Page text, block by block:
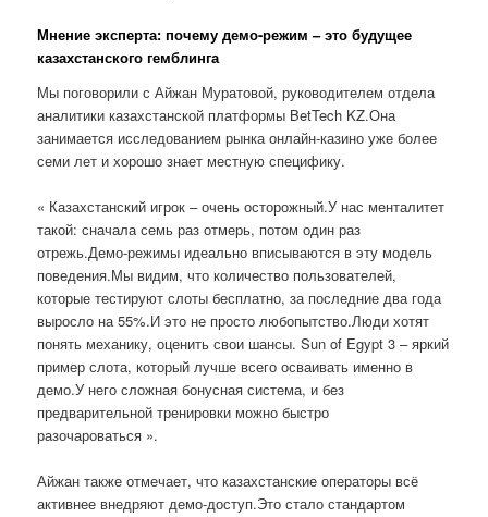
Мнение эксперта: почему демо-режим – это будущее
казахстанского гемблинга
Мы поговорили с Айжан Муратовой, руководителем отдела
аналитики казахстанской платформы BetTech KZ.Она
занимается исследованием рынка онлайн-казино уже более
семи лет и хорошо знает местную специфику.
« Казахстанский игрок – очень осторожный.У нас менталитет
такой: сначала семь раз отмерь, потом один раз
отрежь.Демо-режимы идеально вписываются в эту модель
поведения.Мы видим, что количество пользователей,
которые тестируют слоты бесплатно, за последние два года
выросло на 55%.И это не просто любопытство.Люди хотят
понять механику, оценить свои шансы. Sun of Egypt 3 – яркий
пример слота, который лучше всего осваивать именно в
демо.У него сложная бонусная система, и без
предварительной тренировки можно быстро
разочароваться ».
Айжан также отмечает, что казахстанские операторы всё
активнее внедряют демо-доступ.Это стало стандартом